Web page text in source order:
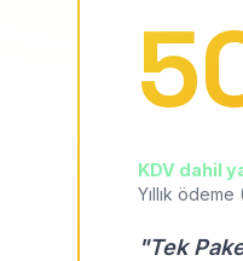
KDV dahil
Yıllık
"Tek